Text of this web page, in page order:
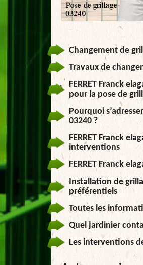
Changement de
Travaux de
FERRET Franck
pour la pose de
Pourquoi
03240 ?
FERRET Franck
interventions
FERRET Franck
Installation de
préférentiels
Toutes les
Quel jardinier
Les interventions